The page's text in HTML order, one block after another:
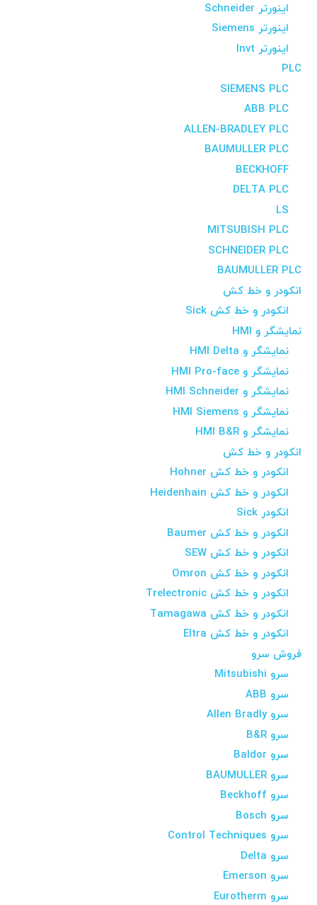
اینورتر Schneider
اینورتر Siemens
اینورتر Invt
PLC
SIEMENS PLC
ABB PLC
ALLEN-BRADLEY PLC
BAUMULLER PLC
BECKHOFF
DELTA PLC
LS
MITSUBISH PLC
SCHNEIDER PLC
BAUMULLER PLC
انکودر و خط کش
انکودر و خط کش Sick
نمایشگر و HMI
نمایشگر و HMI Delta
نمایشگر و HMI Pro-face
نمایشگر و HMI Schneider
نمایشگر و HMI Siemens
نمایشگر و HMI B&R
انکودر و خط کش
انکودر و خط کش Hohner
انکودر و خط کش Heidenhain
انکودر Sick
انکودر و خط کش Baumer
انکودر و خط کش SEW
انکودر و خط کش Omron
انکودر و خط کش Trelectronic
انکودر و خط کش Tamagawa
انکودر و خط کش Eltra
فروش سرو
سرو Mitsubishi
سرو ABB
سرو Allen Bradly
سرو B&R
سرو Baldor
سرو BAUMULLER
سرو Beckhoff
سرو Bosch
سرو Control Techniques
سرو Delta
سرو Emerson
سرو Eurotherm